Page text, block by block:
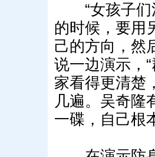
“女孩子们
的时候，要用
己的方向，然
说一边演示，
家看得更清楚
几遍。吴奇隆
一碟，自己根